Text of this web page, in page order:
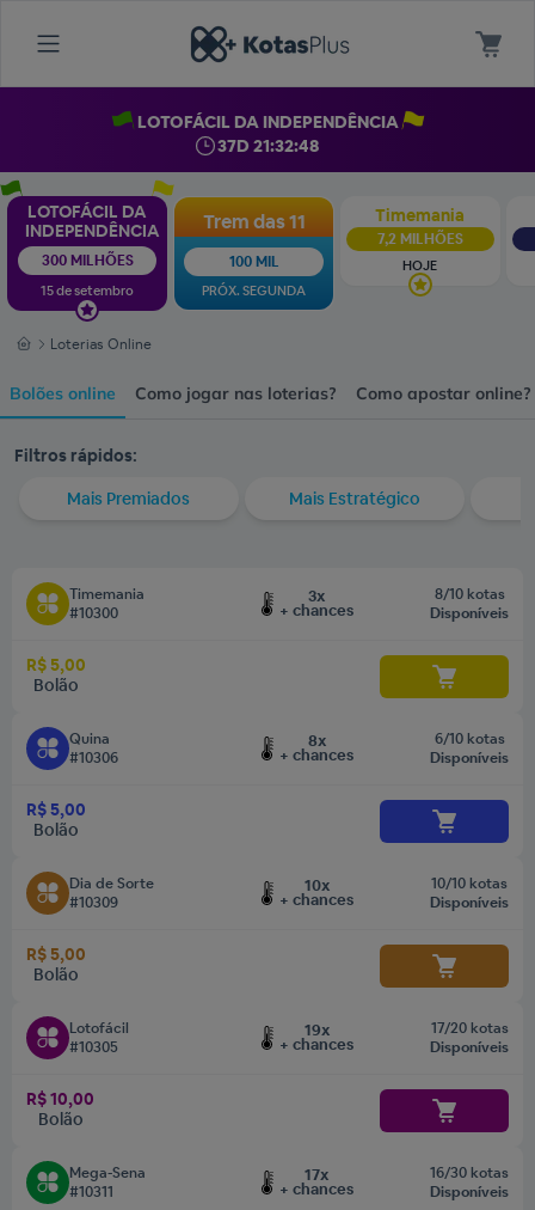
LOTOFÁCIL DA INDEPENDÊNCIA
37D 21:32:47
LOTOFÁCIL DA
INDEPENDÊNCIA
300 MILHÕES
15 de setembro
Trem das 11
100 MIL
PRÓX. SEGUNDA
Timemania
7,2 MILHÕES
HOJE
Loterias Online
Bolões online Como jogar nas loterias? Como apostar online?
Filtros rápidos:
Mais Premiados
Mais Estratégico
Timemania
#10300
3x
+ chances
8/10 kotas
Disponíveis
R$ 5,00
Bolão
Quina
#10306
8x
+ chances
6/10 kotas
Disponíveis
R$ 5,00
Bolão
Dia de Sorte
#10309
10x
+ chances
10/10 kotas
Disponíveis
R$ 5,00
Bolão
Lotofácil
#10305
19x
+ chances
17/20 kotas
Disponíveis
R$ 10,00
Bolão
Mega-Sena
#10311
17x
+ chances
16/30 kotas
Disponíveis